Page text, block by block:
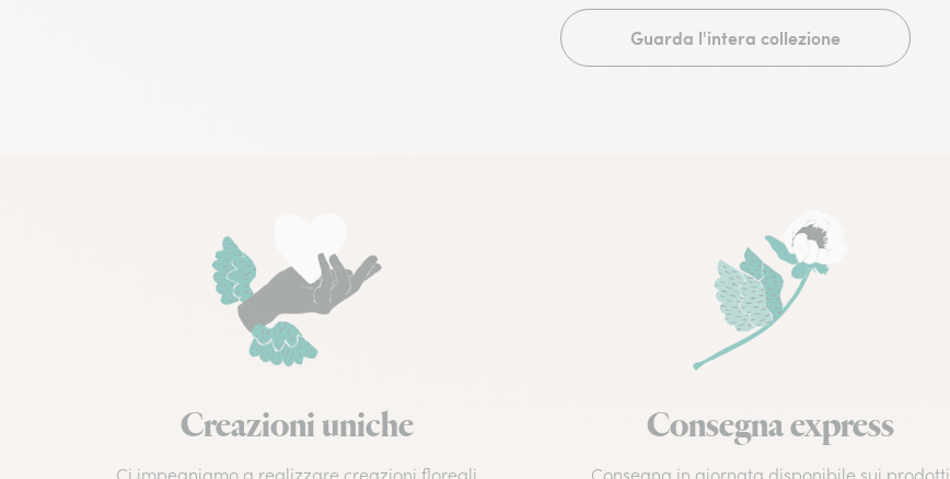
Guarda l'intera collezione
Creazioni uniche Consegna express